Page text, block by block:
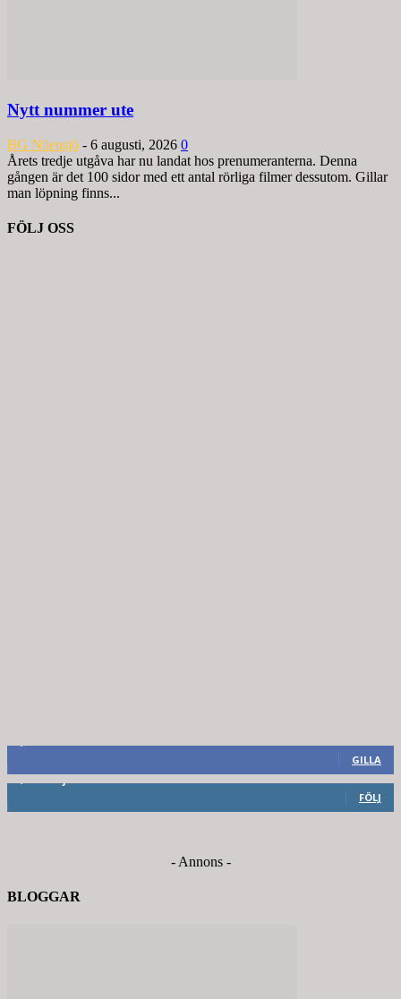
Nytt nummer ute
BG Nilensjö - 6 augusti, 2026 0
Årets tredje utgåva har nu landat hos prenumeranterna. Denna
gången är det 100 sidor med ett antal rörliga filmer dessutom. Gillar
man löpning finns...
FÖLJ OSS
GILLA
FÖLJ
- Annons -
BLOGGAR